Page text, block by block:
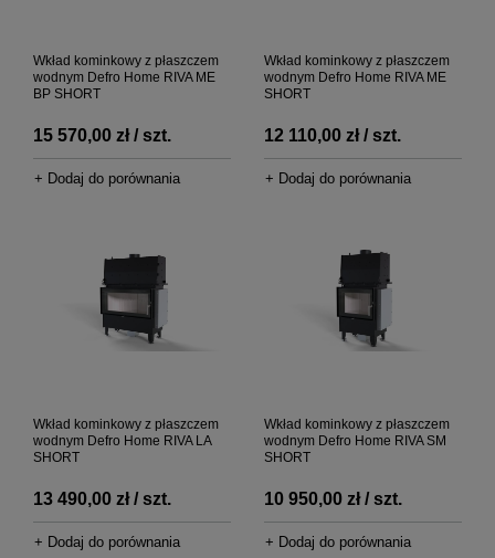
Wkład kominkowy z płaszczem
wodnym Defro Home RIVA ME
BP SHORT
15 570,00 zł / szt.
+ Dodaj do porównania
Wkład kominkowy z płaszczem
wodnym Defro Home RIVA ME
SHORT
12 110,00 zł / szt.
+ Dodaj do porównania
Wkład kominkowy z płaszczem
wodnym Defro Home RIVA LA
SHORT
13 490,00 zł / szt.
+ Dodaj do porównania
Wkład kominkowy z płaszczem
wodnym Defro Home RIVA SM
SHORT
10 950,00 zł / szt.
+ Dodaj do porównania